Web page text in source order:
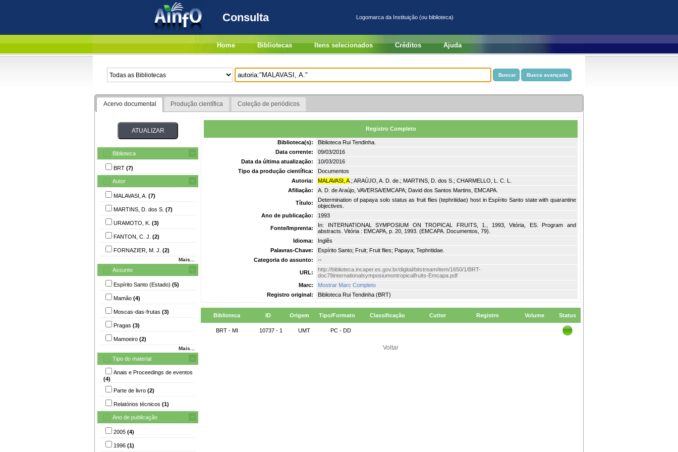
Consulta Logomarca da Instituição (ou biblioteca)
Home Bibliotecas Itens selecionados Créditos Ajuda
Acervo documental Produção científica Coleção de periódicos
Biblioteca
BRT (7)
Autor
MALAVASI, A. (7)
MARTINS, D. dos S. (7)
URAMOTO, K. (3)
FANTON, C. J. (2)
FORNAZIER, M. J. (2)
Mais...
Assunto
Espírito Santo (Estado) (5)
Mamão (4)
Moscas-das-frutas (3)
Pragas (3)
Mamoeiro (2)
Mais...
Tipo do material
Anais e Proceedings de eventos
(4)
Parte de livro (2)
Relatórios técnicos (1)
Ano de publicação
2005 (4)
1996 (1)
Registro Completo
Biblioteca(s):
Biblioteca Rui Tendinha.
Data corrente:
09/03/2016
Data da última atualização:
10/03/2016
Tipo da produção científica:
Documentos
Autoria:
MALAVASI, A .; ARAÚJO, A. D. de.; MARTINS, D. dos S.; CHARMELLO, L. C. L.
Afiliação:
A. D. de Araújo, VAVERSA/EMCAPA; David dos Santos Martins, EMCAPA.
Título:
Determination of papaya solo status as fruit flies (tephritidae) host in Espírito Santo state with quarantine
objectives.
Ano de publicação:
1993
Fonte/Imprenta:
In: INTERNATIONAL SYMPOSIUM ON TROPICAL FRUITS, 1., 1993, Vitória, ES. Program and
abstracts. Vitória : EMCAPA, p. 20, 1993. (EMCAPA. Documentos, 79).
Idioma:
Inglês
Palavras-Chave:
Espírito Santo; Fruit; Fruit flies; Papaya; Tephritidae.
Categoria do assunto:
--
URL:
http://biblioteca.incaper.es.gov.br/digital/bitstream/item/1650/1/BRT-
doc79internationalsymposiumontropicalfruits-Emcapa.pdf
Marc:
Mostrar Marc Completo
Registro original:
Biblioteca Rui Tendinha (BRT)
Biblioteca ID Origem Tipo/Formato Classificação Cutter Registro Volume Status
BRT - MI 10737 - 1 UMT PC - DD
Voltar